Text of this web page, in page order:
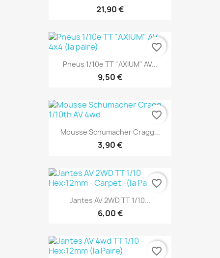
21,90 €
Pneus 1/10e TT "AXIUM" AV...
9,50 €
favorite_border
Mousse Schumacher Cragg...
3,90 €
favorite_border
Jantes AV 2WD TT 1/10...
6,00 €
favorite_border
favorite_border